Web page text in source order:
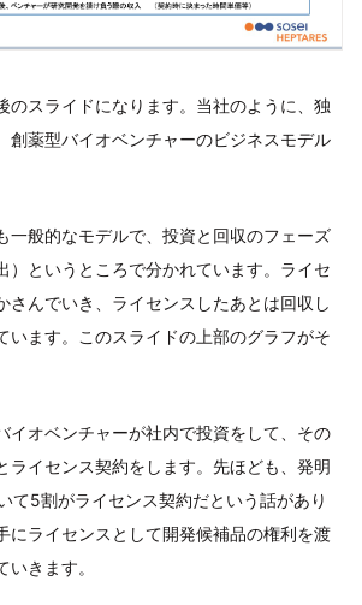
のスライドになります。当社のように、独
創薬型バイオベンチャーのビジネスモデル
一般的なモデルで、投資と回収のフェーズ
）というところで分かれています。ライセ
さんでいき、ライセンスしたあとは回収し
います。このスライドの上部のグラフがそ
イオベンチャーが社内で投資をして、その
ライセンス契約をします。先ほども、発明
て5割がライセンス契約だという話があり
にライセンスとして開発候補品の権利を渡
きます。